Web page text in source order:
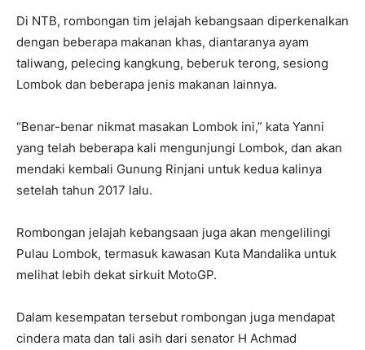
Di NTB, rombongan tim jelajah kebangsaan diperkenalkan
dengan beberapa makanan khas, diantaranya ayam
taliwang, pelecing kangkung, beberuk terong, sesiong
Lombok dan beberapa jenis makanan lainnya.
“Benar-benar nikmat masakan Lombok ini,” kata Yanni
yang telah beberapa kali mengunjungi Lombok, dan akan
mendaki kembali Gunung Rinjani untuk kedua kalinya
setelah tahun 2017 lalu.
Rombongan jelajah kebangsaan juga akan mengelilingi
Pulau Lombok, termasuk kawasan Kuta Mandalika untuk
melihat lebih dekat sirkuit MotoGP.
Dalam kesempatan tersebut rombongan juga mendapat
cindera mata dan tali asih dari senator H Achmad